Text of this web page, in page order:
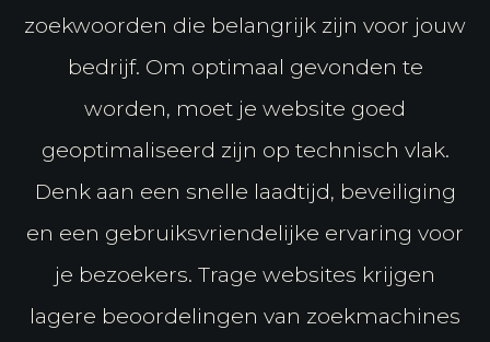
zoekwoorden die belangrijk zijn voor jouw
bedrijf. Om optimaal gevonden te
worden, moet je website goed
geoptimaliseerd zijn op technisch vlak.
Denk aan een snelle laadtijd, beveiliging
en een gebruiksvriendelijke ervaring voor
je bezoekers. Trage websites krijgen
lagere beoordelingen van zoekmachines